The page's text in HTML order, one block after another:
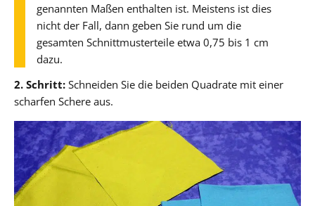
genannten Maßen enthalten ist. Meistens ist dies
nicht der Fall, dann geben Sie rund um die
gesamten Schnittmusterteile etwa 0,75 bis 1 cm
dazu.
2. Schritt: Schneiden Sie die beiden Quadrate mit einer
scharfen Schere aus.